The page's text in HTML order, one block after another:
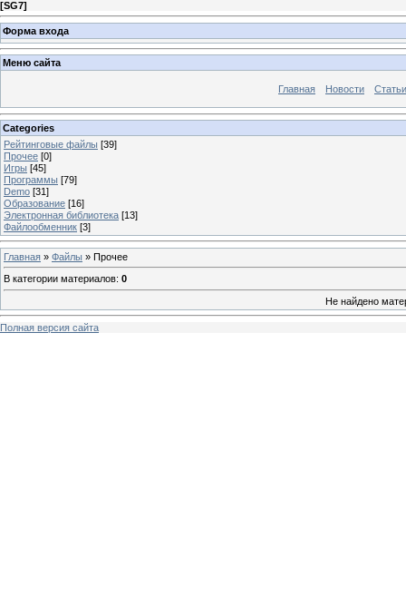
[SG7]
Форма входа
Меню сайта
Главная Новости Статьи
Categories
Рейтинговые файлы [39]
Прочее [0]
Игры [45]
Программы [79]
Demo [31]
Образование [16]
Электронная библиотека [13]
Файлообменник [3]
Главная » Файлы » Прочее
В категории материалов: 0
Не найдено
Полная версия сайта